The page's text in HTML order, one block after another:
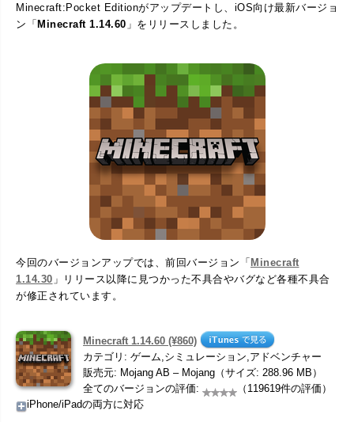
Minecraft:Pocket Editionがアップデートし、iOS向け最新バージョ
ン「Minecraft 1.14.60 」をリリースしました。
今回のバージョンアップでは、前回バージョン「Minecraft
1.14.30 」リリース以降に見つかった不具合やバグなど各種不具合
が修正されています。
Minecraft 1.14.60 (¥860)
カテゴリ: ゲーム,シミュレーション,アドベンチャー
販売元: Mojang AB – Mojang（サイズ: 288.96 MB）
全てのバージョンの評価:
（119619件の評価）
iPhone/iPadの両方に対応